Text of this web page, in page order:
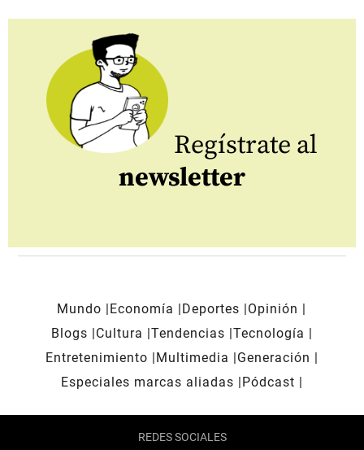
Regístrate al
newsletter
Mundo Economía Deportes
Opinión
Blogs
Cultura Tendencias Tecnología
Entretenimiento
Multimedia
Generación
Especiales marcas aliadas
Pódcast
REDES SOCIALES